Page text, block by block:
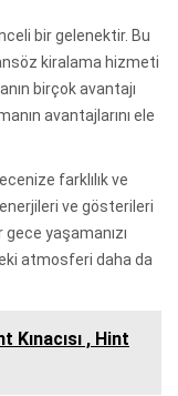
bir gelenektir. Bu
kiralama hizmeti
birçok avantajı
avantajlarını ele
farklılık ve
ve gösterileri
yaşamanızı
atmosferi daha da
Kınacısı , Hint